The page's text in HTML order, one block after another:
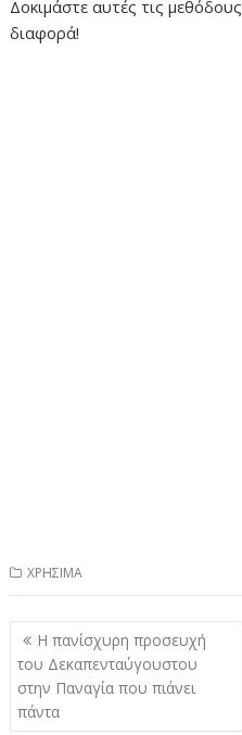
Δοκιμάστε αυτές τις
διαφορά!
ΧΡΗΣΙΜΑ
Πλοήγηση
άρθρων
Η πανίσχυρη προσευχή
του Δεκαπενταύγουστου
στην Παναγία που πιάνει
πάντα